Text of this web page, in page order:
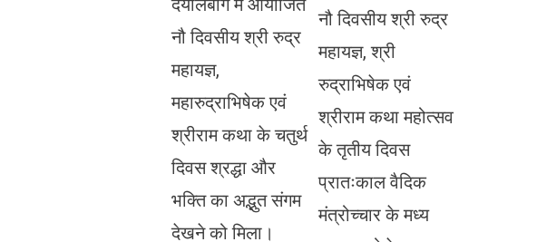
नौ दिवसीय श्री रुद्र
महायज्ञ,
महारुद्राभिषेक एवं
श्रीराम कथा के चतुर्थ
दिवस श्रद्धा और
भक्ति का अद्भुत संगम
देखने को मिला।
नौ दिवसीय श्री रुद्र
महायज्ञ, श्री
रुद्राभिषेक एवं
श्रीराम कथा महोत्सव
के तृतीय दिवस
प्रातःकाल वैदिक
मंत्रोच्चार के मध्य